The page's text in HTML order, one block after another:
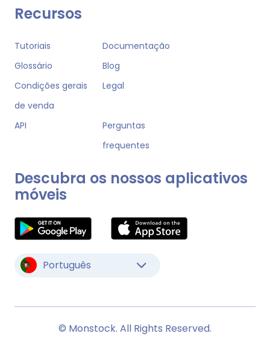
Recursos
Tutoriais
Documentação
Glossário
Blog
Condições gerais
de venda
Legal
API
Perguntas
frequentes
Descubra os nossos aplicativos
móveis
Português
© Monstock. All Rights Reserved.